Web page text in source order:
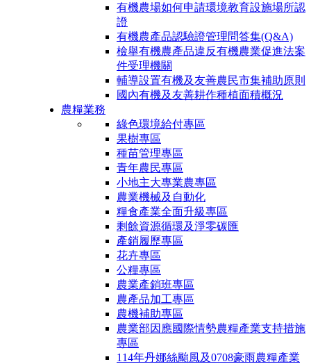
有機農場如何申請環境教育設施場所認
證
有機農產品認驗證管理問答集(Q&A)
檢舉有機農產品違反有機農業促進法案
件受理機關
輔導設置有機及友善農民市集補助原則
國內有機及友善耕作種植面積概況
農糧業務
綠色環境給付專區
果樹專區
種苗管理專區
青年農民專區
小地主大專業農專區
農業機械及自動化
糧食產業全面升級專區
剩餘資源循環及淨零碳匯
產銷履歷專區
花卉專區
公糧專區
農業產銷班專區
農產品加工專區
農機補助專區
農業部因應國際情勢農糧產業支持措施
專區
114年丹娜絲颱風及0708豪雨農糧產業